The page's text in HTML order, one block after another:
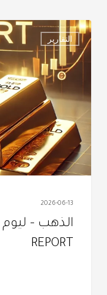
التقارير
الذهب
–
ليوم
الأثنــــــــــين
MONDAY
REPORT
2026-06-13
REPORT